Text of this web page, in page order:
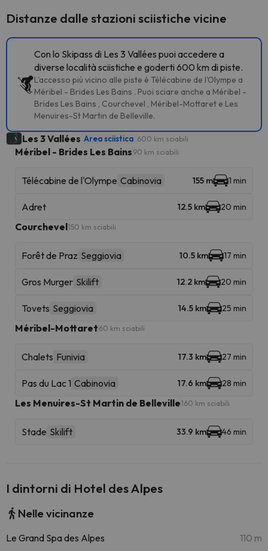
Distanze dalle stazioni sciistiche vicine
Con lo Skipass di Les 3 Vallées puoi accedere a
diverse località sciistiche e goderti 600 km di piste.
L'accesso più vicino alle piste è Télécabine de l'Olympe a
Méribel - Brides Les Bains . Puoi sciare anche a Méribel -
Brides Les Bains , Courchevel , Méribel-Mottaret e Les
Menuires-St Martin de Belleville.
Les 3 Vallées Area sciistica 600 km sciabili
Méribel - Brides Les Bains 90 km sciabili
Télécabine de l'Olympe Cabinovia 155 m 1 min
Adret 12.5 km 20 min
Courchevel150 km sciabili
Forêt de Praz Seggiovia 10.5 km 17 min
Gros Murger Skilift 12.2 km 20 min
Tovets Seggiovia 14.5 km 25 min
Méribel-Mottaret 60 km sciabili
Chalets Funivia 17.3 km 27 min
Pas du Lac 1 Cabinovia 17.6 km 28 min
Les Menuires-St Martin de Belleville160 km sciabili
Stade Skilift 33.9 km 46 min
I dintorni di Hotel des Alpes
Nelle vicinanze
Le Grand Spa des Alpes 110 m